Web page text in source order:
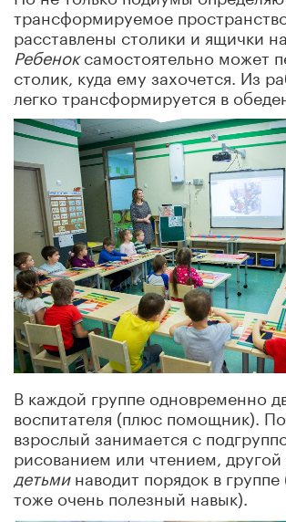
трансформируемое
расставлены столики и ящички
Ребеноксамостоятельно может
столик, куда ему захочется. Из
легко трансформируется в
В каждой группе одновременно
воспитателя (плюс помощник).
взрослый занимается с
рисованием или чтением, другой
детьминаводит порядок в группе
тоже очень полезный навык).